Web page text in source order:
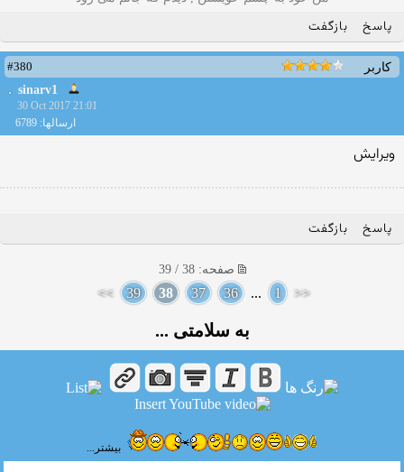
پاسخ بازگفت
کاربر
#380
sinarv1
30 Oct 2017 21:01
ارسالها: 6789
ویرایش
پاسخ بازگفت
صفحه: 38 / 39
<<
1
...
36
37
38
39
>>
به سلامتی ...
بیشتر...